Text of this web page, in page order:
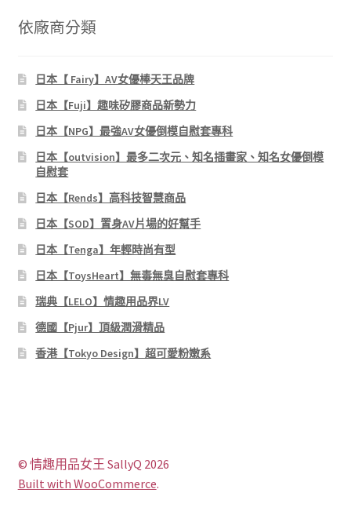
依廠商分類
日本【 Fairy】AV女優棒天王品牌
日本【Fuji】趣味矽膠商品新勢力
日本【NPG】最強AV女優倒模自慰套專科
日本【outvision】最多二次元、知名插畫家、知名女優倒模
自慰套
日本【Rends】高科技智慧商品
日本【SOD】置身AV片場的好幫手
日本【Tenga】年輕時尚有型
日本【ToysHeart】無毒無臭自慰套專科
瑞典【LELO】情趣用品界LV
德國【Pjur】頂級潤滑精品
香港【Tokyo Design】超可愛粉嫩系
© 情趣用品女王 SallyQ 2026
Built with WooCommerce.